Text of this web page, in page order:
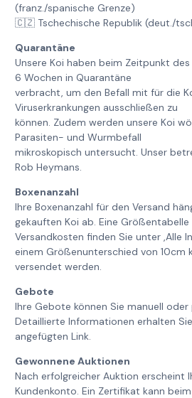
(franz./spanische Grenze)
🇨🇿 Tschechische Republik (deut./
Quarantäne
Unsere Koi haben beim Zeitpunkt
6 Wochen in Quarantäne
verbracht, um den Befall mit für die
Viruserkrankungen ausschließen zu
können. Zudem werden unsere Koi
Parasiten- und Wurmbefall
mikroskopisch untersucht. Unser
Rob Heymans.
Boxenanzahl
Ihre Boxenanzahl für den Versand
gekauften Koi ab. Eine Größentabelle
Versandkosten finden Sie unter ‚Alle
einem Größenunterschied von 10cm
versendet werden.
Gebote
Ihre Gebote können Sie manuell
Detaillierte Informationen erhalten
angefügten Link.
Gewonnene Auktionen
Nach erfolgreicher Auktion erscheint
Kundenkonto. Ein Zertifikat kann